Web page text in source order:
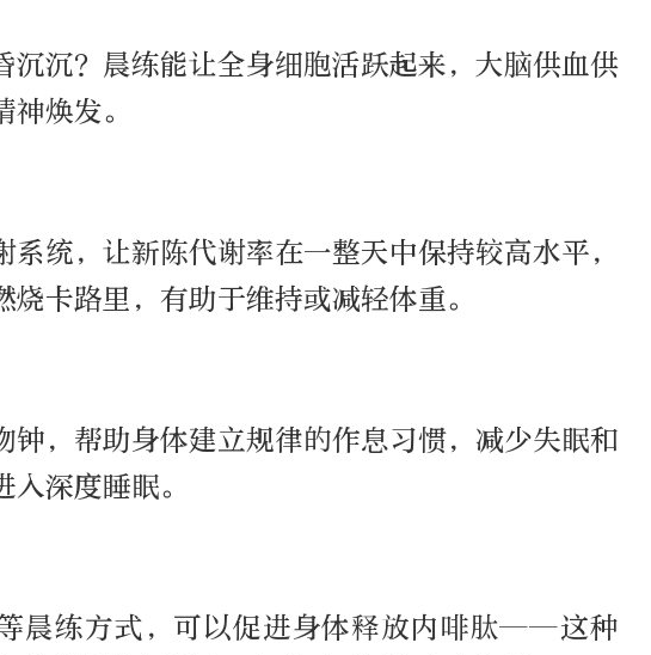
沉沉？晨练能让全身细胞活跃起来，大脑供血供
焕发。
系统，让新陈代谢率在一整天中保持较高水平，
卡路里，有助于维持或减轻体重。
钟，帮助身体建立规律的作息习惯，减少失眠和
深度睡眠。
晨练方式，可以促进身体释放内啡肽——这种